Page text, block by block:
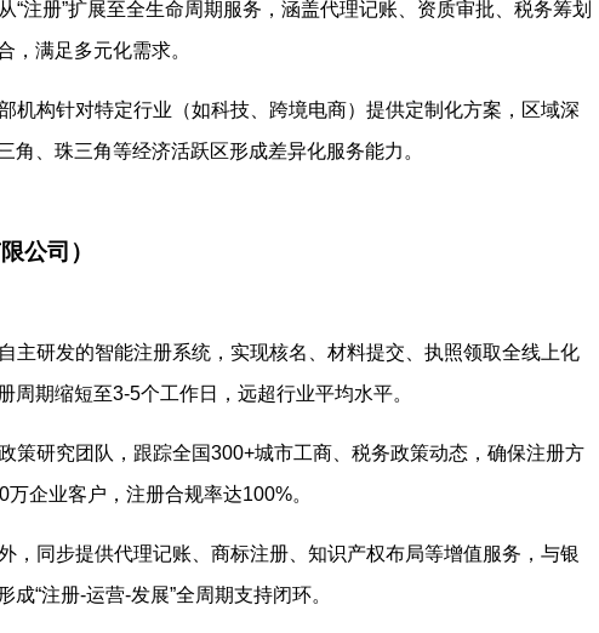
“注册”扩展至全生命周期服务，涵盖代理记账、资质审批、税务筹划
，满足多元化需求。
机构针对特定行业（如科技、跨境电商）提供定制化方案，区域深
角、珠三角等经济活跃区形成差异化服务能力。
公司）
主研发的智能注册系统，实现核名、材料提交、执照领取全线上化
周期缩短至3-5个工作日，远超行业平均水平。
策研究团队，跟踪全国300+城市工商、税务政策动态，确保注册方
企业客户，注册合规率达100%。
，同步提供代理记账、商标注册、知识产权布局等增值服务，与银
“注册-运营-发展”全周期支持闭环。